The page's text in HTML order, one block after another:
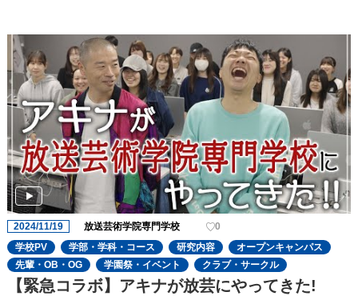
2024/11/19 放送芸術学院専門学校
0
学校PV
学部・学科・コース 研究内容
オープンキャンパス
先輩・OB・OG
学園祭・イベント クラブ・サークル
【緊急コラボ】アキナが放芸にやってきた!